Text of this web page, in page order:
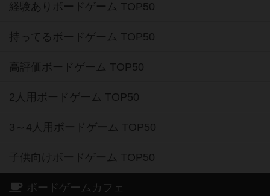
経験ありボードゲーム TOP50
持ってるボードゲーム TOP50
高評価ボードゲーム TOP50
2人用ボードゲーム TOP50
3～4人用ボードゲーム TOP50
子供向けボードゲーム TOP50
ボードゲームカフェ